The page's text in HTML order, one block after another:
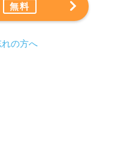
無料
の方へ